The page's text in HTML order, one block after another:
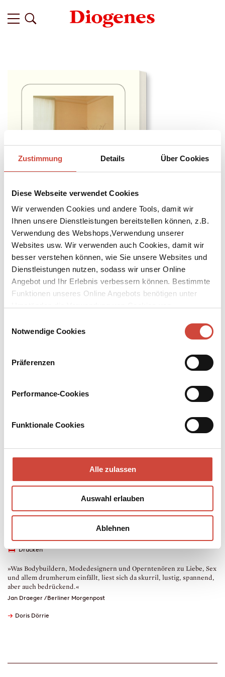
Zustimmung Details Über Cookies
Diese Webseite verwendet Cookies
Wir verwenden Cookies und andere Tools, damit wir
Ihnen unsere Dienstleistungen bereitstellen können, z.B.
Verwendung des Webshops,Verwendung unserer
Websites usw. Wir verwenden auch Cookies, damit wir
besser verstehen können, wie Sie unsere Websites und
Dienstleistungen nutzen, sodass wir unser Online
Angebot und Ihr Erlebnis verbessern können. Bestimmte
Funktionen unseres Online Angebots benötigen unter
Notwendige Cookies
Präferenzen
Performance-Cookies
Funktionale Cookies
Alle zulassen
Auswahl erlauben
Ablehnen
Download Bilddatei ↘
Love in Germany
Liebe, mehr Liebe, noch mehr Liebe! Diesmal geht Doris Dörrie ihr
Fremdgehen, Partnersuche, Nähe, Freiräume, Glück, Wut,
Illusionen und Phantasien… Ein Buch zum Lachen und zum
Taschenbuch
erschienen am 01. Oktober 1996
978-3-257-22773-4
€ (D) 10.00 / sFr 13.00* / € (A) 10.30
Drucken
»Was Bodybuildern, Modedesignern und Operntenören zu Liebe, Sex
und allem drumherum einfällt, liest sich da skurril, lustig, spannend,
aber auch bedrückend.«
Jan Draeger / Berliner Morgenpost
→ Doris Dörrie